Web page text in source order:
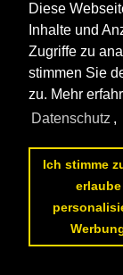
Diese
Inhalte und
Zugriffe zu
stimmen Sie
zu. Mehr
Datenschutz ,
Ich stimme
erlaube